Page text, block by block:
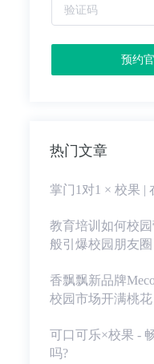
预约
热门文章
掌门1对1 × 校果 |
教育培训如何校
般引爆校园朋友圈
香飘飘新品牌
校园市场开满桃花
可口可乐×校果 -
吗?